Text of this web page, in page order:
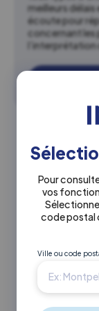
Pour
vos
code postal
Ville ou code
meilleurs
écoute pour
concernant les
Autres
INOVIE•
Nîmes